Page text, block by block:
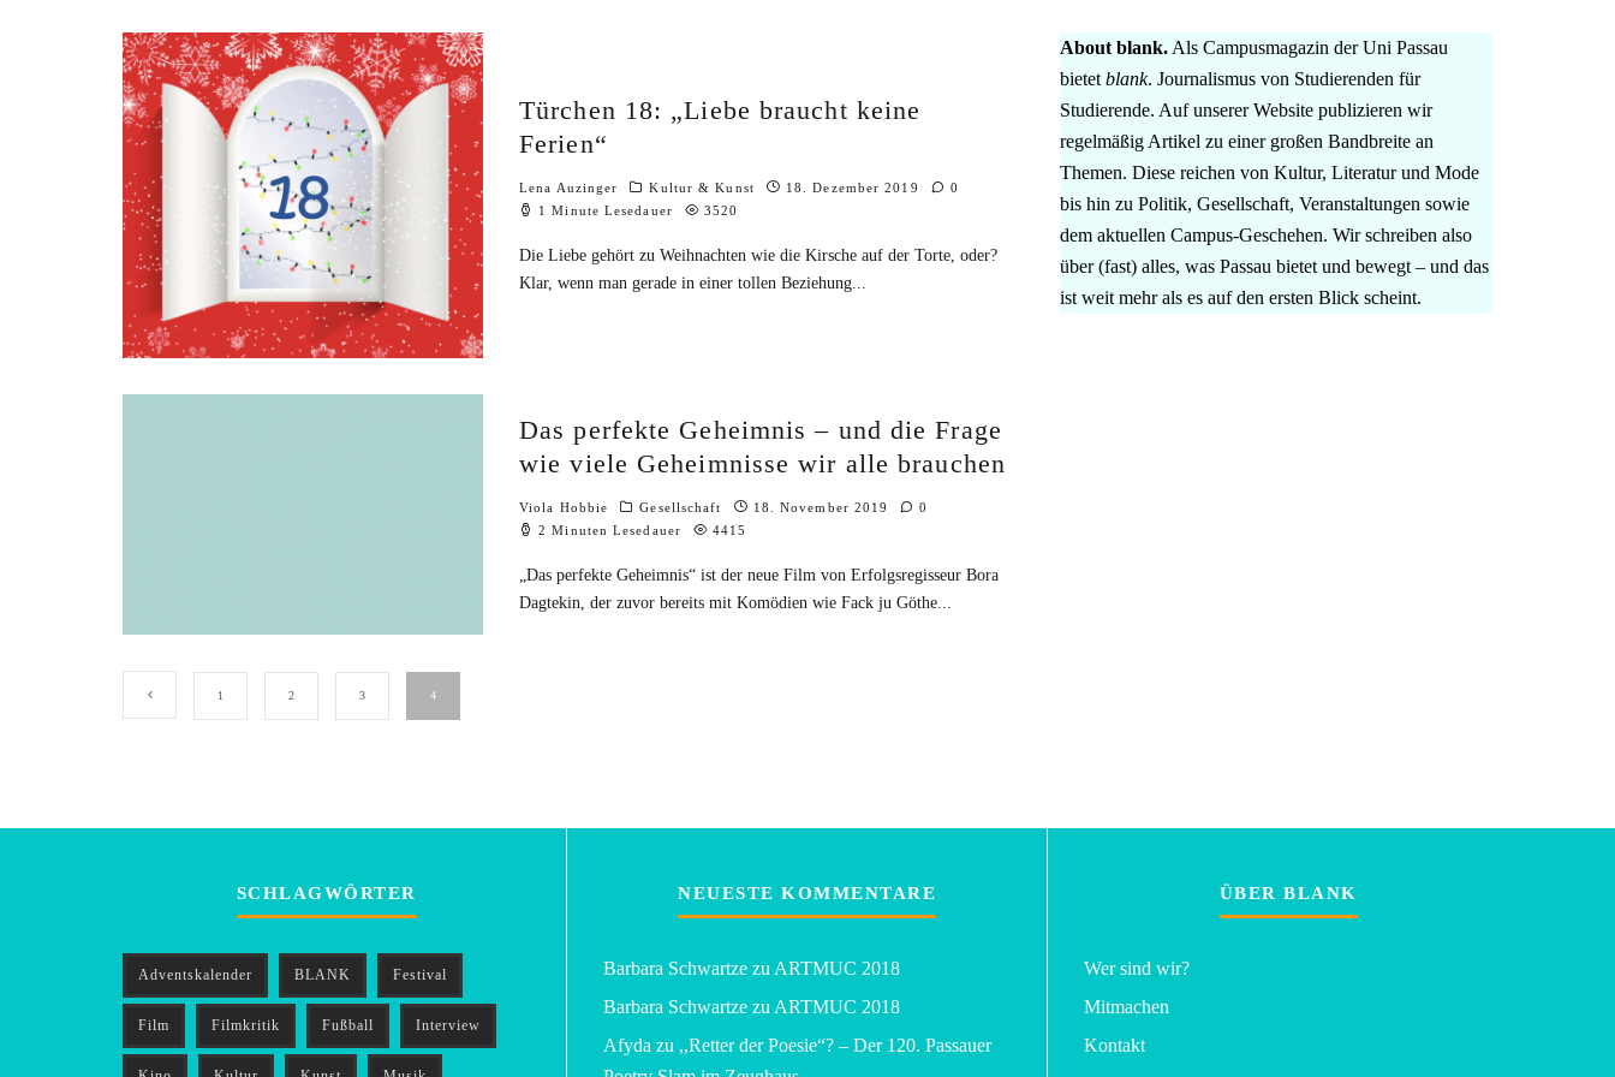
Türchen 18: „Liebe braucht keine
Ferien“
Lena Auzinger Kultur & Kunst 18. Dezember 2019
0
1 Minute Lesedauer
3520
Die Liebe gehört zu Weihnachten wie die Kirsche auf der Torte, oder?
Klar, wenn man gerade in einer tollen Beziehung...
Das perfekte Geheimnis – und die Frage
wie viele Geheimnisse wir alle brauchen
Viola Hobbie Gesellschaft 18. November 2019
0
2 Minuten Lesedauer
4415
„Das perfekte Geheimnis“ ist der neue Film von Erfolgsregisseur Bora
Dagtekin, der zuvor bereits mit Komödien wie Fack ju Göthe
1 2 3 4
About blank. Als Campusmagazin der Uni Passau
bietet blank. Journalismus von Studierenden für
Studierende. Auf unserer Website publizieren wir
regelmäßig Artikel zu einer großen Bandbreite an
Themen. Diese reichen von Kultur, Literatur und Mode
bis hin zu Politik, Gesellschaft, Veranstaltungen sowie
dem aktuellen Campus-Geschehen. Wir schreiben also
über (fast) alles, was Passau bietet und bewegt – und das
ist weit mehr als es auf den ersten Blick scheint.
SCHLAGWÖRTER
Adventskalender BLANK Festival
Film Filmkritik Fußball Interview
NEUESTE KOMMENTARE
Barbara Schwartze zu ARTMUC 2018
Barbara Schwartze zu ARTMUC 2018
Afyda zu ,,Retter der Poesie“? – Der 120. Passauer
ÜBER BLANK
Wer sind wir?
Mitmachen
Kontakt